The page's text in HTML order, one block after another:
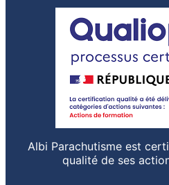
Albi Parachutisme est
qualité de ses